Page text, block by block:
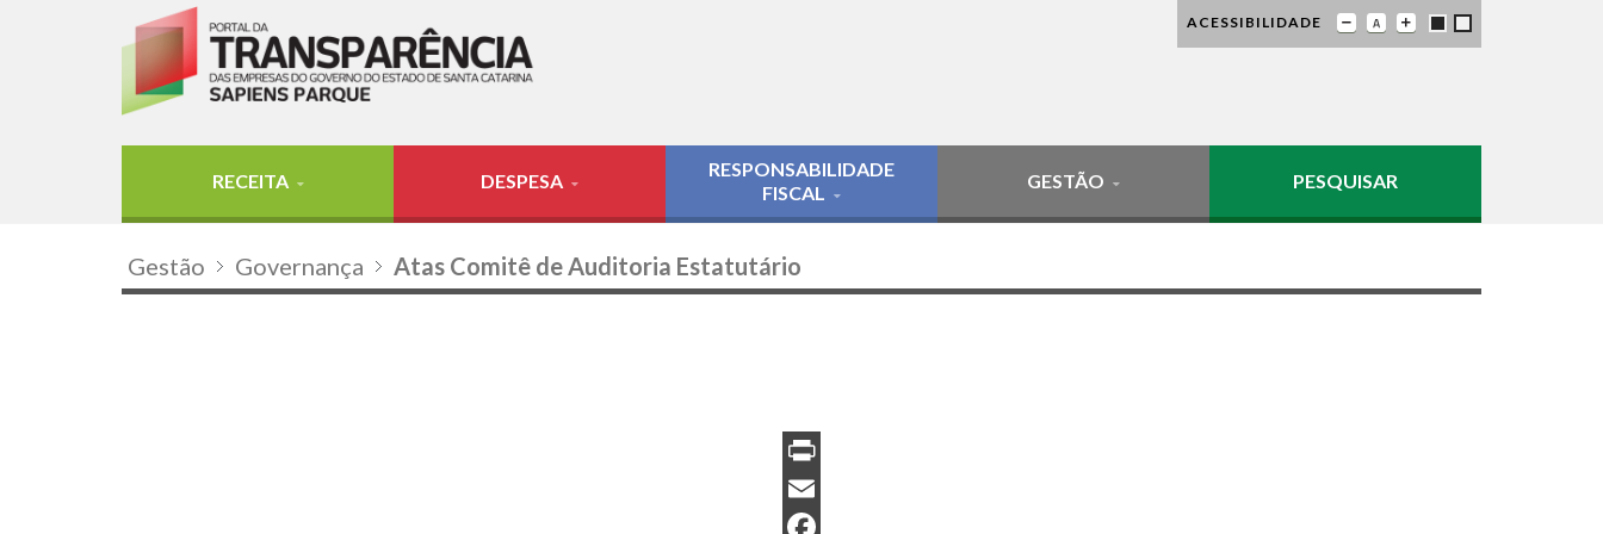
ACESSIBILIDADE
RECEITA DESPESA
RESPONSABILIDADE
FISCAL
GESTÃO PESQUISAR
Gestão Governança Atas Comitê de Auditoria Estatutário
PrintFriendly
Email